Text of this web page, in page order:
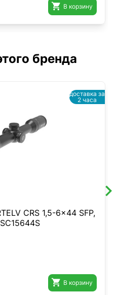
 В корзину
бренда
CRS 1,5-6x44 SFP,
 В корзину
доставка за
2 часа